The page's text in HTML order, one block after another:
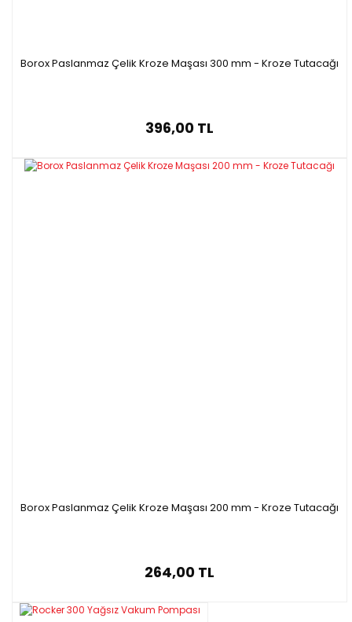
Borox Paslanmaz Çelik Kroze Maşası 300 mm - Kroze Tutacağı
396,00 TL
Borox Paslanmaz Çelik Kroze Maşası 200 mm - Kroze Tutacağı
264,00 TL